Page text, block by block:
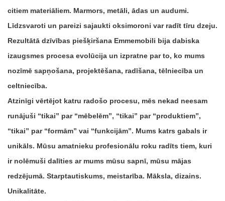
citiem materiāliem. Marmors, metāli, ādas un audumi.
Līdzsvaroti un pareizi sajaukti oksimoroni var radīt tīru dzeju.
Rezultātā dzīvības piešķiršana Emmemobili bija dabiska
izaugsmes procesa evolūcija un izpratne par to, ko mums
nozīmē sapņošana, projektēšana, radīšana, tēlniecība un
celtniecība.
Atzinīgi vērtējot katru radošo procesu, mēs nekad neesam
runājuši “tikai” par “mēbelēm”, “tikai” par “produktiem”,
“tikai” par “formām” vai “funkcijām”. Mums katrs gabals ir
unikāls. Mūsu amatnieku profesionālu roku radīts tiem, kuri
ir nolēmuši dalīties ar mums mūsu sapnī, mūsu mājas
redzējumā. Starptautiskums, meistarība. Māksla, dizains.
Unikalitāte.